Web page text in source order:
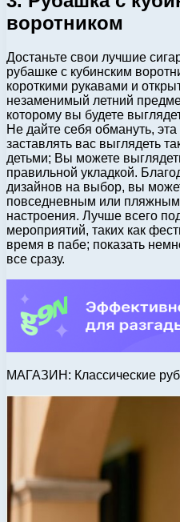
воротником
Достаньте свои лучшие
рубашке с кубинским
короткими рукавами и
незаменимый летний
которому вы будете
Не дайте себя обмануть,
заставлять вас выглядеть
детьми; Вы можете
правильной укладкой.
дизайнов на выбор, вы
повседневным или
настроения. Лучше всего
мероприятий, таких как
время в пабе; показать
все сразу.
МАГАЗИН: Классические